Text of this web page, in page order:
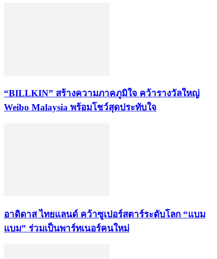
“BILLKIN” สร้างความภาคภูมิใจ คว้ารางวัลใหญ่
Weibo Malaysia พร้อมโชว์สุดประทับใจ
อาดิดาส ไทยแลนด์ คว้าซูเปอร์สตาร์ระดับโลก “แบม
แบม” ร่วมเป็นพาร์ทเนอร์คนใหม่